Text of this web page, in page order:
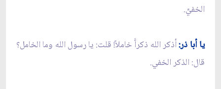
الخفيِّ.
يا أبا ذر:أذكر الله ذكراًَ خاملاً! قلت: يا رسول الله وما الخامل؟
قال: الذكر الخفي.